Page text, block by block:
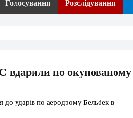
Голосування Розслідування
по окупованому
до ударів по аеродрому Бельбек в